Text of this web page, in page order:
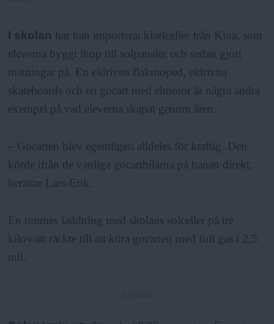
I skolan har han importerat kiselceller från Kina, som
eleverna byggt ihop till solpaneler och sedan gjort
mätningar på. En eldriven flakmoped, eldrivna
skateboards och en gocart med elmotor är några andra
exempel på vad eleverna skapat genom åren.
– Gocarten blev egentligen alldeles för kraftig. Den
körde ifrån de vanliga gocartbilarna på banan direkt,
berättar Lars-Erik.
En timmes laddning med skolans solceller på tre
kilowatt räckte till att köra gocarten med full gas i 2,5
mil.